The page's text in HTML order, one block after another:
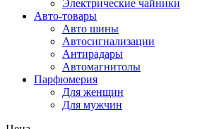
Электрические чайники
Авто-товары
Авто шины
Автосигнализации
Антирадары
Автомагнитолы
Парфюмерия
Для женщин
Для мужчин